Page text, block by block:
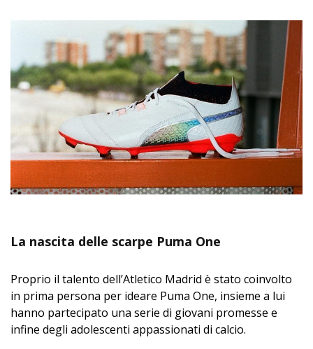
La nascita delle scarpe Puma One
Proprio il talento dell’Atletico Madrid è stato coinvolto
in prima persona per ideare Puma One, insieme a lui
hanno partecipato una serie di giovani promesse e
infine degli adolescenti appassionati di calcio.